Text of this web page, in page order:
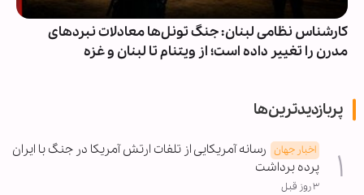
کارشناس نظامی لبنان: جنگ تونل‌ها معادلات نبردهای
مدرن را تغییر داده است؛ از ویتنام تا لبنان و غزه
پربازدیدترین‌ها
اخبار جهان رسانه آمریکایی از تلفات ارتش آمریکا در جنگ با ایران
پرده برداشت
۳ روز قبل